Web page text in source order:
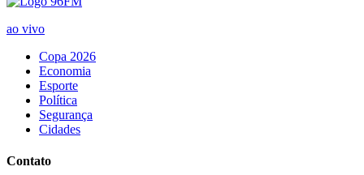
ao vivo
Copa 2026
Economia
Esporte
Política
Segurança
Cidades
Contato